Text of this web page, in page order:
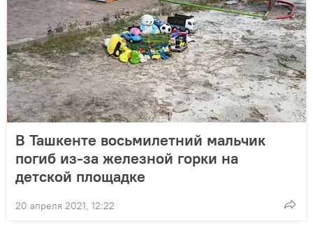
В Ташкенте восьмилетний мальчик
погиб из-за железной горки на
детской площадке
20 апреля 2021, 12:22